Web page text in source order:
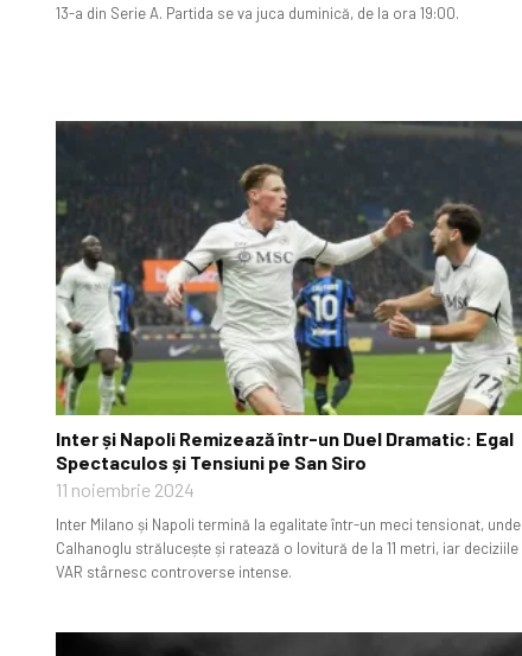
13-a din Serie A. Partida se va juca duminică, de la ora 19:00.
Inter și Napoli Remizează într-un Duel Dramatic: Egal
Spectaculos și Tensiuni pe San Siro
11 noiembrie 2024
Inter Milano și Napoli termină la egalitate într-un meci tensionat, unde
Calhanoglu strălucește și ratează o lovitură de la 11 metri, iar deciziile
VAR stârnesc controverse intense.